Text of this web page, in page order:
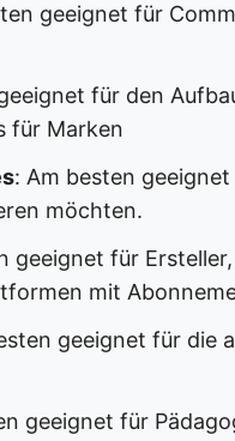
geeignet für
für den
für Marken
: Am besten
möchten.
geeignet für
mit
geeignet für die
geeignet für